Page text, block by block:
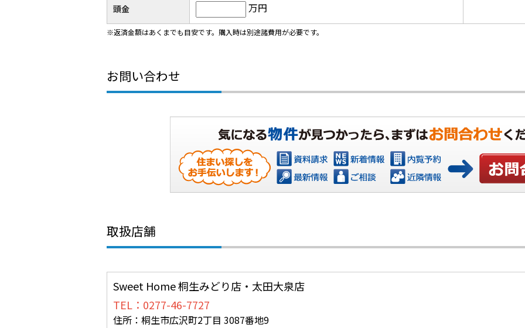
頭金 万円
※返済金額はあくまでも目安です。購入時は別途諸費用が必要です。
お問い合わせ
お問い合
取扱店舗
Sweet Home 桐生みどり店・太田大泉店
TEL：0277-46-7727
住所：桐生市広沢町2丁目 3087番地9